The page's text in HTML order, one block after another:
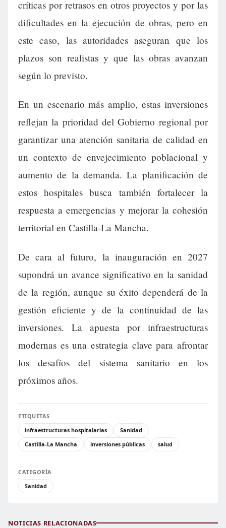
críticas por retrasos en otros proyectos y por las
dificultades en la ejecución de obras, pero en
este caso, las autoridades aseguran que los
plazos son realistas y que las obras avanzan
según lo previsto.
En un escenario más amplio, estas inversiones
reflejan la prioridad del Gobierno regional por
garantizar una atención sanitaria de calidad en
un contexto de envejecimiento poblacional y
aumento de la demanda. La planificación de
estos hospitales busca también fortalecer la
respuesta a emergencias y mejorar la cohesión
territorial en Castilla-La Mancha.
De cara al futuro, la inauguración en 2027
supondrá un avance significativo en la sanidad
de la región, aunque su éxito dependerá de la
gestión eficiente y de la continuidad de las
inversiones. La apuesta por infraestructuras
modernas es una estrategia clave para afrontar
los desafíos del sistema sanitario en los
próximos años.
ETIQUETAS
infraestructuras hospitalarias
Sanidad
Castilla-La Mancha
inversiones públicas salud
CATEGORÍA
Sanidad
NOTICIAS RELACIONADAS